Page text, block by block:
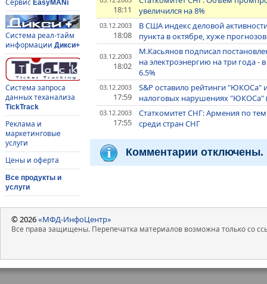
Сервис EasyMANi
Система реал-тайм
информации Дикси+
Система запроса
данных теханализа
TickTrack
Реклама и
маркетинговые
услуги
Цены и оферта
Все продукты и
услуги
18:11
увеличился на 8%
03.12.2003
18:08
В США индекс деловой
пункта в октябре, хуже прогнозов
03.12.2003
18:02
М.Касьянов подписал
на электроэнергию на три года - в
6.5%
03.12.2003
17:59
S&P оставило рейтинги
налоговых нарушениях
03.12.2003
17:55
Статкомитет СНГ: Армения по
среди стран СНГ
Комментарии отключены.
© 2026«МФД-ИнфоЦентр»
Все права защищены. Перепечатка материалов возможна только со